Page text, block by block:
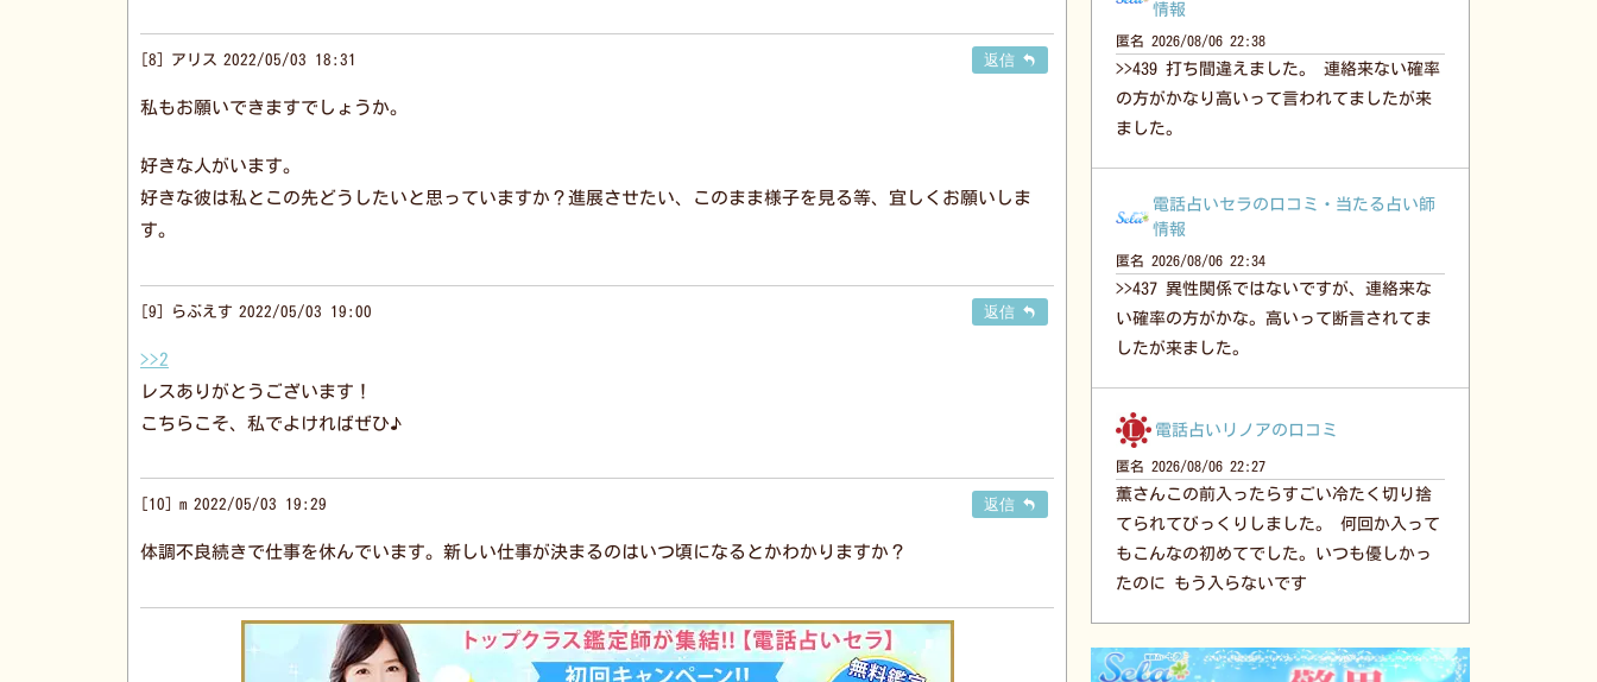
8 アリス 2022/05/03 18:31 返信
私もお願いできますでしょうか。
好きな人がいます。
好きな彼は私とこの先どうしたいと思っていますか？進展させたい、このまま様子を見る等、宜しくお願いしま
す。
9 らぶえす 2022/05/03 19:00 返信
>>2
レスありがとうございます！
こちらこそ、私でよければぜひ♪
10 m 2022/05/03 19:29 返信
体調不良続きで仕事を休んでいます。新しい仕事が決まるのはいつ頃になるとかわかりますか？
情報
匿名 2026/08/06 22:38
>>439 打ち間違えました。 連絡来ない確率
の方がかなり高いって言われてましたが来
ました。
電話占いセラの口コミ・当たる占い師
情報
匿名 2026/08/06 22:34
>>437 異性関係ではないですが、連絡来な
い確率の方がかな。高いって断言されてま
したが来ました。
電話占いリノアの口コミ
匿名 2026/08/06 22:27
薫さんこの前入ったらすごい冷たく切り捨
てられてびっくりしました。 何回か入って
もこんなの初めてでした。いつも優しかっ
たのに もう入らないです